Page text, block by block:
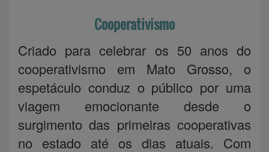
Cooperativismo
Criado para celebrar os 50 anos do
cooperativismo em Mato Grosso, o
espetáculo conduz o público por uma
viagem emocionante desde o
surgimento das primeiras cooperativas
no estado até os dias atuais. Com